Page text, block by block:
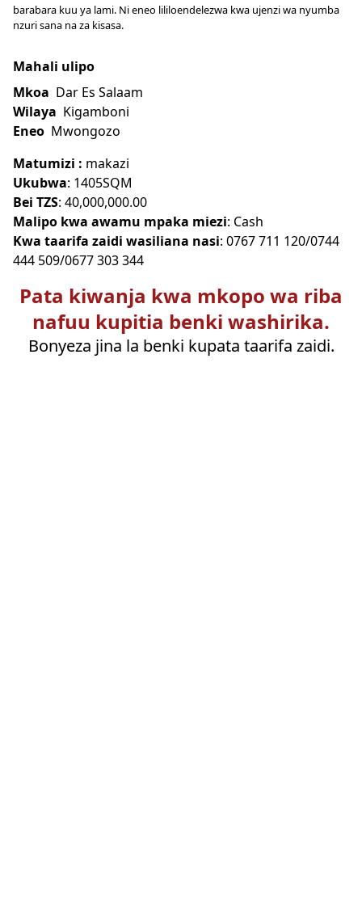
barabara kuu ya lami. Ni eneo lililoendelezwa kwa ujenzi wa nyumba
nzuri sana na za kisasa.
Mahali ulipo
Mkoa Dar Es Salaam
Wilaya Kigamboni
Eneo Mwongozo
Matumizi : makazi
Ukubwa: 1405SQM
Bei TZS: 40,000,000.00
Malipo kwa awamu mpaka miezi: Cash
Kwa taarifa zaidi wasiliana nasi: 0767 711 120/0744
444 509/0677 303 344
Pata kiwanja kwa mkopo wa riba
nafuu kupitia benki washirika.
Bonyeza jina la benki kupata taarifa zaidi.